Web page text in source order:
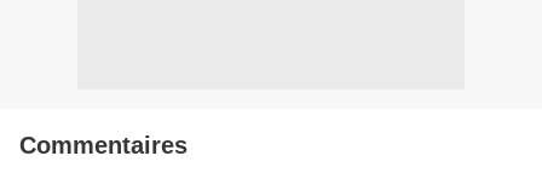
Commentaires